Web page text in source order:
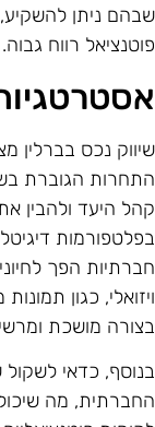
ניתן להשקיע,
רווח גבוה.
נכס בברלין
הגוברת
היעד ולהבין
הפך
כגון
מושכת
כדאי לשקול
מה